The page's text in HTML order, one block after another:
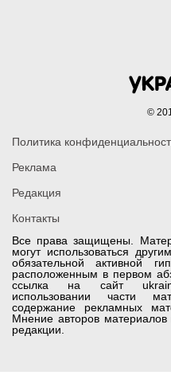
Все права защищены.
могут использоваться
обязательной активной
расположенным в первом
ссылка на сайт
использовании части
содержание рекламных
Мнение авторов
редакции.
Политика
Реклама
Редакция
Контакты
©